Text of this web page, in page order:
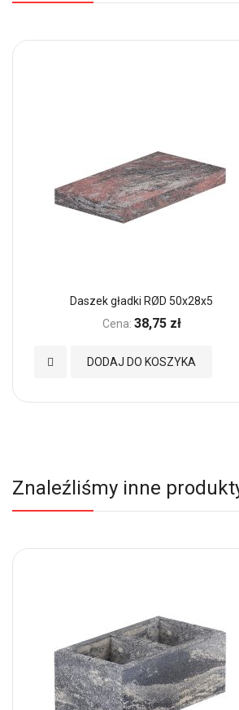
Daszek gładki RØD 50x28x5
Cena: 38,75 zł
DODAJ DO KOSZYKA
Dodaj
Znaleźliśmy inne